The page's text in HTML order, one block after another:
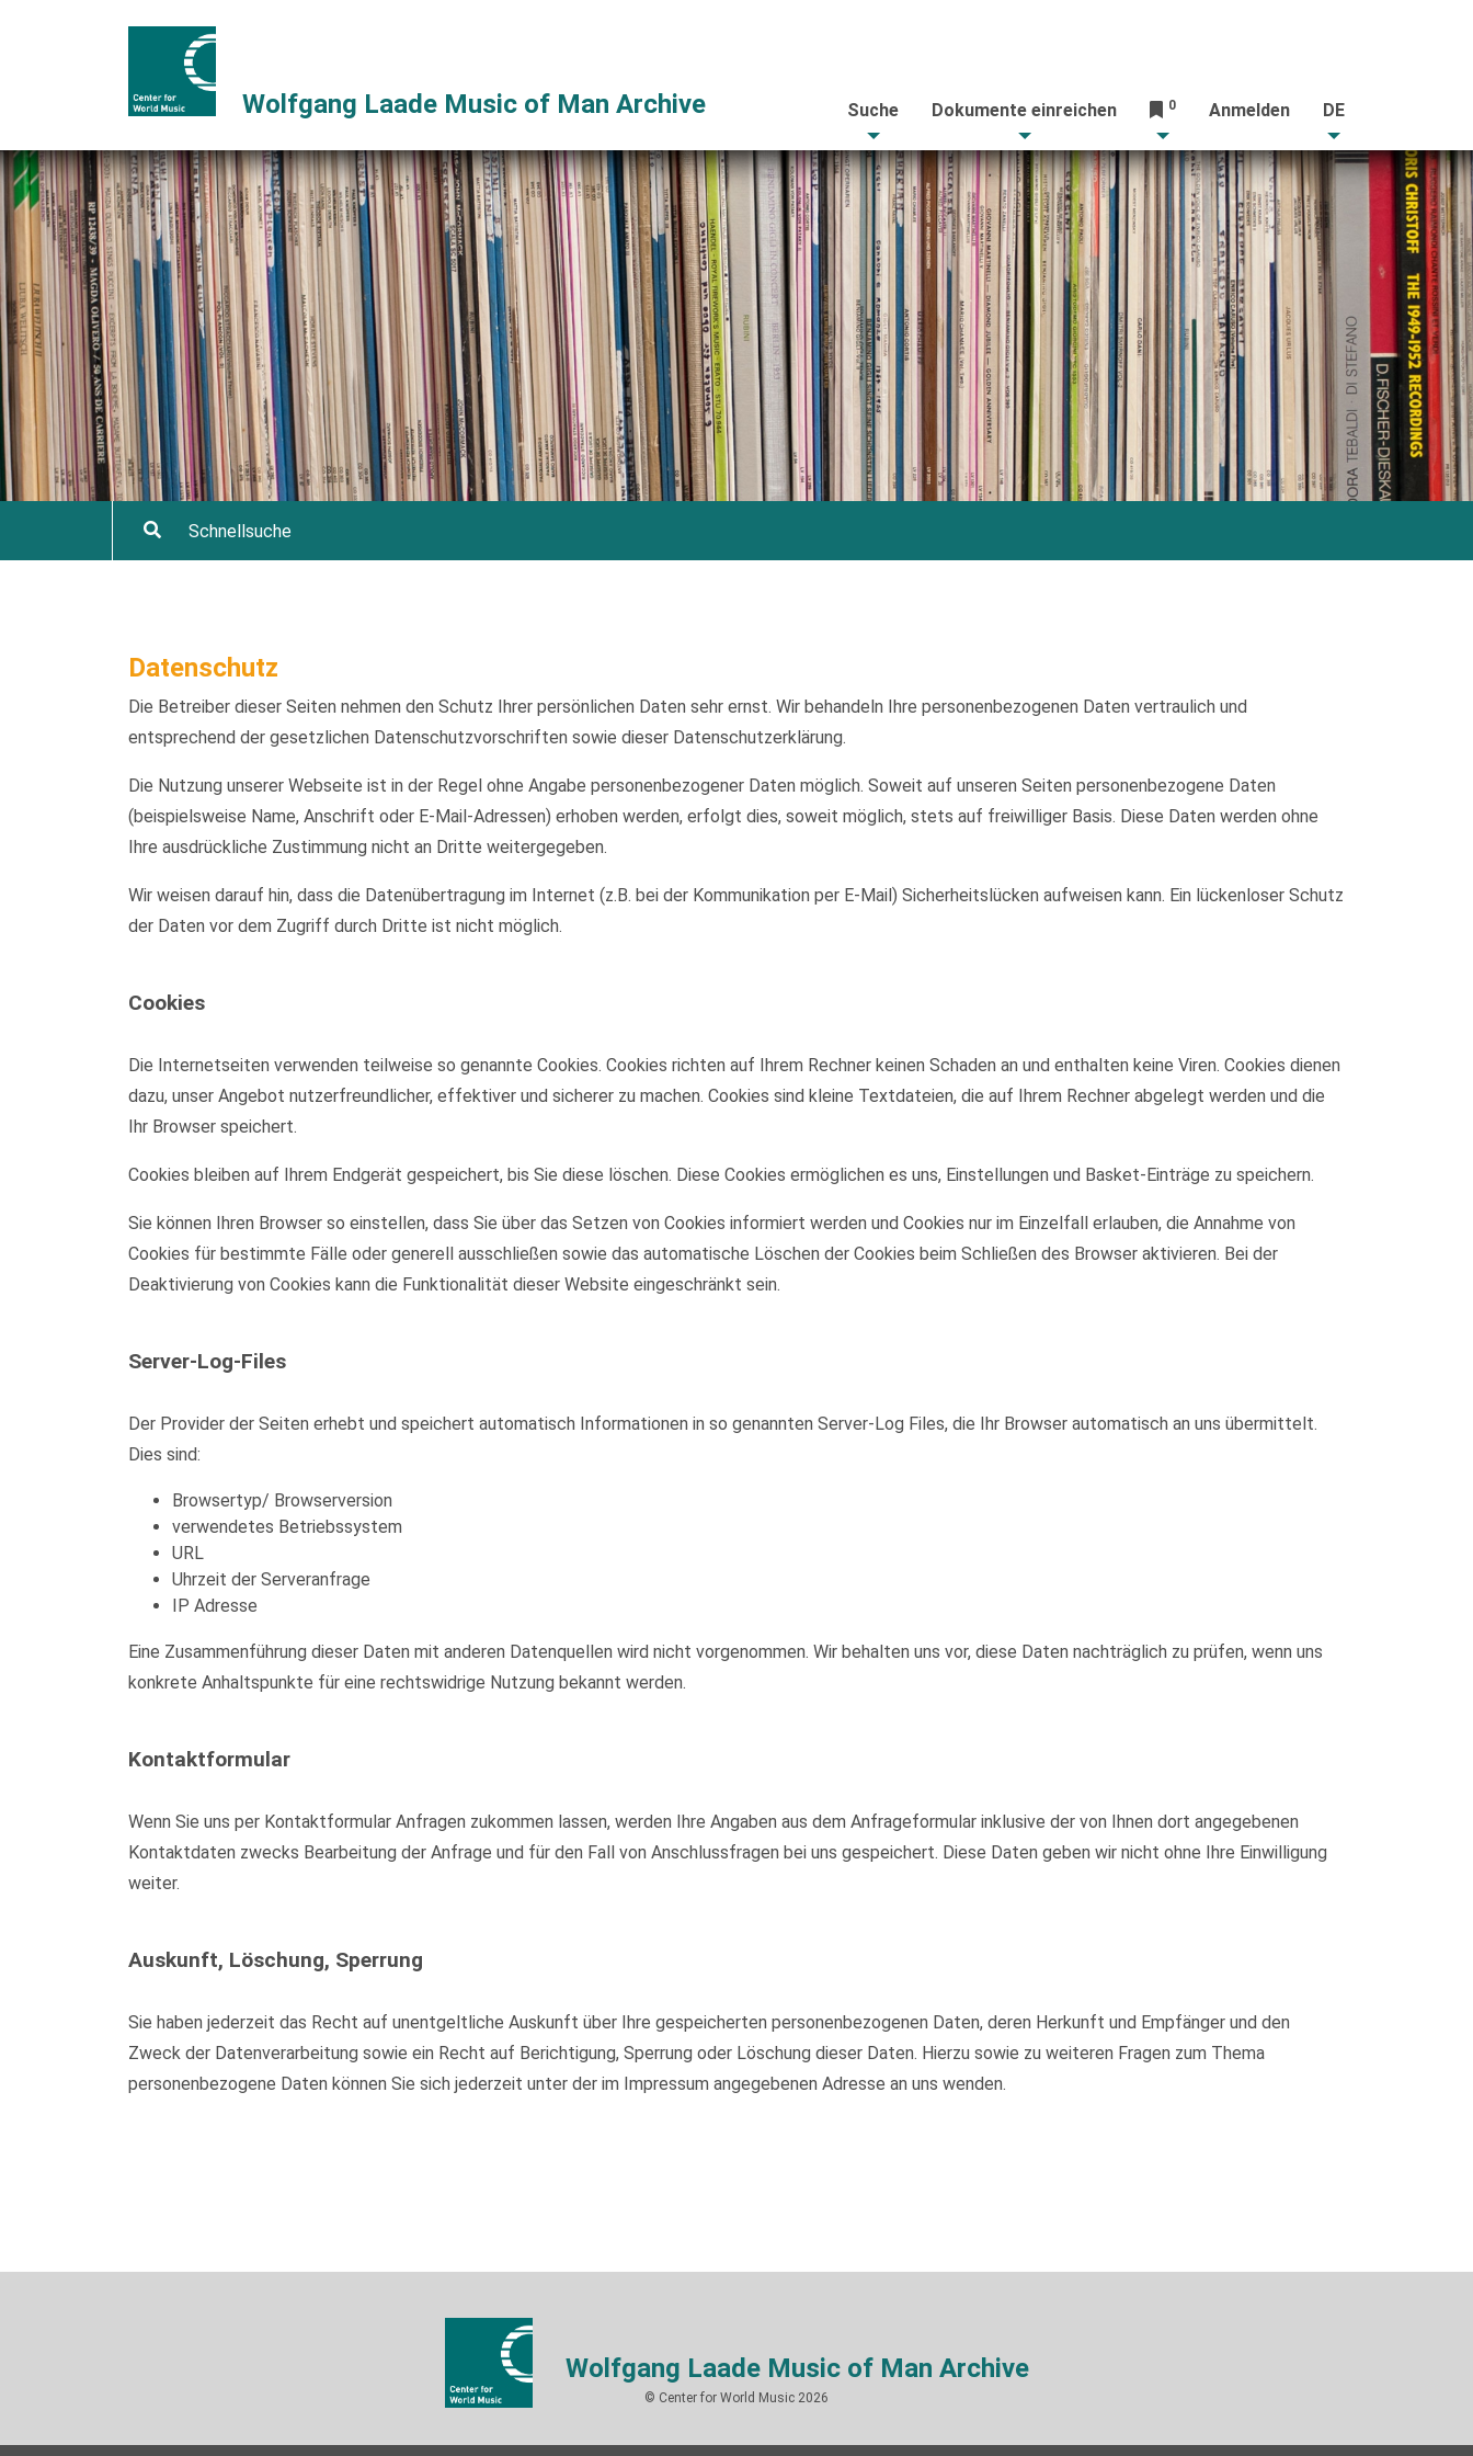
Wolfgang Laade Music of Man Archive Suche Dokumente einreichen 0 Anmelden DE
Datenschutz
Die Betreiber dieser Seiten nehmen den Schutz Ihrer persönlichen Daten sehr ernst. Wir behandeln Ihre personenbezogenen Daten vertraulich und
entsprechend der gesetzlichen Datenschutzvorschriften sowie dieser Datenschutzerklärung.
Die Nutzung unserer Webseite ist in der Regel ohne Angabe personenbezogener Daten möglich. Soweit auf unseren Seiten personenbezogene Daten
(beispielsweise Name, Anschrift oder E-Mail-Adressen) erhoben werden, erfolgt dies, soweit möglich, stets auf freiwilliger Basis. Diese Daten werden ohne
Ihre ausdrückliche Zustimmung nicht an Dritte weitergegeben.
Wir weisen darauf hin, dass die Datenübertragung im Internet (z.B. bei der Kommunikation per E-Mail) Sicherheitslücken aufweisen kann. Ein lückenloser Schutz
der Daten vor dem Zugriff durch Dritte ist nicht möglich.
Cookies
Die Internetseiten verwenden teilweise so genannte Cookies. Cookies richten auf Ihrem Rechner keinen Schaden an und enthalten keine Viren. Cookies dienen
dazu, unser Angebot nutzerfreundlicher, effektiver und sicherer zu machen. Cookies sind kleine Textdateien, die auf Ihrem Rechner abgelegt werden und die
Ihr Browser speichert.
Cookies bleiben auf Ihrem Endgerät gespeichert, bis Sie diese löschen. Diese Cookies ermöglichen es uns, Einstellungen und Basket-Einträge zu speichern.
Sie können Ihren Browser so einstellen, dass Sie über das Setzen von Cookies informiert werden und Cookies nur im Einzelfall erlauben, die Annahme von
Cookies für bestimmte Fälle oder generell ausschließen sowie das automatische Löschen der Cookies beim Schließen des Browser aktivieren. Bei der
Deaktivierung von Cookies kann die Funktionalität dieser Website eingeschränkt sein.
Server-Log-Files
Der Provider der Seiten erhebt und speichert automatisch Informationen in so genannten Server-Log Files, die Ihr Browser automatisch an uns übermittelt.
Dies sind:
Browsertyp/ Browserversion
verwendetes Betriebssystem
URL
Uhrzeit der Serveranfrage
IP Adresse
Eine Zusammenführung dieser Daten mit anderen Datenquellen wird nicht vorgenommen. Wir behalten uns vor, diese Daten nachträglich zu prüfen, wenn uns
konkrete Anhaltspunkte für eine rechtswidrige Nutzung bekannt werden.
Kontaktformular
Wenn Sie uns per Kontaktformular Anfragen zukommen lassen, werden Ihre Angaben aus dem Anfrageformular inklusive der von Ihnen dort angegebenen
Kontaktdaten zwecks Bearbeitung der Anfrage und für den Fall von Anschlussfragen bei uns gespeichert. Diese Daten geben wir nicht ohne Ihre Einwilligung
weiter.
Auskunft, Löschung, Sperrung
Sie haben jederzeit das Recht auf unentgeltliche Auskunft über Ihre gespeicherten personenbezogenen Daten, deren Herkunft und Empfänger und den
Zweck der Datenverarbeitung sowie ein Recht auf Berichtigung, Sperrung oder Löschung dieser Daten. Hierzu sowie zu weiteren Fragen zum Thema
personenbezogene Daten können Sie sich jederzeit unter der im Impressum angegebenen Adresse an uns wenden.
Wolfgang Laade Music of Man Archive
© Center for World Music 2026